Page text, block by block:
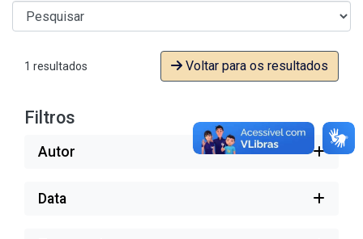
1 resultados Voltar para os resultados
Filtros
Autor
Data